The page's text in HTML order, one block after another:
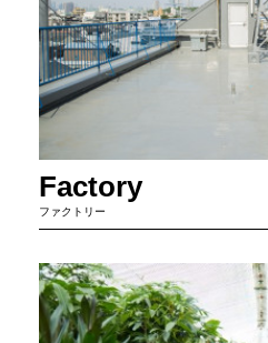
Factory
ファクトリー